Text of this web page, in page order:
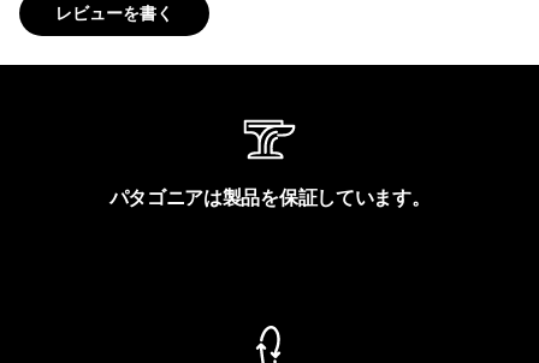
レビューを書く
パタゴニアは製品を保証しています。